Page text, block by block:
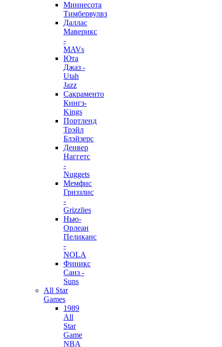
Миннесота
Тимбервулвз
Даллас
Маверикс
-
MAVs
Юта
Джаз -
Utah
Jazz
Сакраменто
Кингз-
Kings
Портленд
Трэйл
Блэйзерс
Денвер
Наггетс
-
Nuggets
Мемфис
Гриззлис
-
Grizzlies
Нью-
Орлеан
Пеликанс
-
NOLA
Финикс
Санз -
Suns
All Star
Games
1989
All
Star
Game
NBA